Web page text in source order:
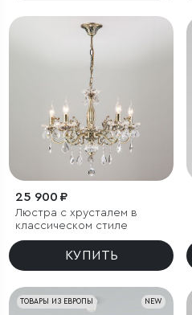
25 900 ₽
Люстра с хрусталем в
классическом стиле
КУПИТЬ
NEW
ТОВАРЫ ИЗ ЕВРОПЫ